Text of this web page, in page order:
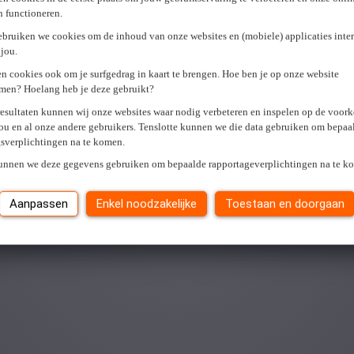
functioneren.
we cookies om de inhoud van onze websites en (mobiele) applicaties
cookies ook om je surfgedrag in kaart te brengen. Hoe ben je op onze website
Hoelang heb je deze gebruikt?
kunnen wij onze websites waar nodig verbeteren en inspelen op de
en al onze andere gebruikers. Tenslotte kunnen we die data gebruiken om
na te komen.
we deze gegevens gebruiken om bepaalde rapportageverplichtingen na te
Aanpassen Enkel noodzakelijke Toestaan en doorgaan